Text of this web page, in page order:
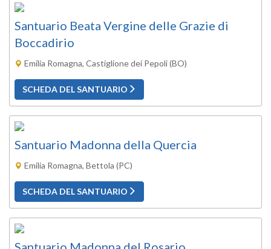
Santuario Beata Vergine delle Grazie di
Boccadirio
Emilia Romagna, Castiglione dei Pepoli (BO)
SCHEDA DEL SANTUARIO
Santuario Madonna della Quercia
Emilia Romagna, Bettola (PC)
SCHEDA DEL SANTUARIO